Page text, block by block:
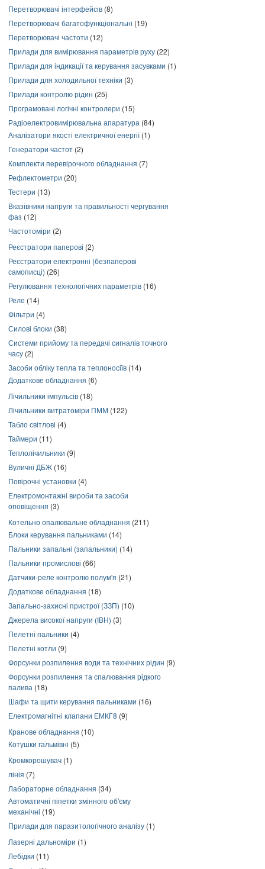
Перетворювачі інтерфейсів (8)
Перетворювачі багатофункціональні (19)
Перетворювачі частоти (12)
Прилади для вимірювання параметрів руху (22)
Прилади для індикації та керування засувками (1)
Прилади для холодильної техніки (3)
Прилади контролю рідин (25)
Програмовані логічні контролери (15)
Радіоелектровимірювальна апаратура (84)
Аналізатори якості електричної енергії(1)
Генератори частот (2)
Комплекти перевірочного обладнання (7)
Рефлектометри (20)
Тестери (13)
Вказівники напруги та правильності чергування
фаз (12)
Частотоміри (2)
Реєстратори паперові (2)
Реєстратори електронні (безпаперові
самописці) (26)
Регулювання технологічних параметрів (16)
Реле (14)
Фільтри (4)
Силові блоки (38)
Системи прийому та передачі сигналів точного
часу (2)
Засоби обліку тепла та теплоносіїв (14)
Додаткове обладнання (6)
Лічильники імпульсів (18)
Лічильники витратоміри ПММ (122)
Табло світлові (4)
Таймери (11)
Теплолічильники (9)
Вуличні ДБЖ (16)
Повірочні установки (4)
Електромонтажні вироби та засоби
оповіщення (3)
Котельно опалювальне обладнання (211)
Блоки керування пальниками (14)
Пальники запальні (запальники) (14)
Пальники промислові (66)
Датчики-реле контролю полум'я (21)
Додаткове обладнання (18)
Запально-захисні пристрої (ЗЗП) (10)
Джерела високої напруги (ІВН) (3)
Пелетні пальники (4)
Пелетні котли (9)
Форсунки розпилення води та технічних рідин (9)
Форсунки розпилення та спалювання рідкого
палива (18)
Шафи та щити керування пальниками (16)
Електромагнітні клапани ЕМКГ8 (9)
Кранове обладнання (10)
Котушки гальмівні (5)
Кромкорошувач (1)
лінія (7)
Лабораторне обладнання (34)
Автоматичні піпетки змінного об'єму
механічні (19)
Прилади для паразитологічного аналізу (1)
Лазерні дальноміри (1)
Лебідки (11)